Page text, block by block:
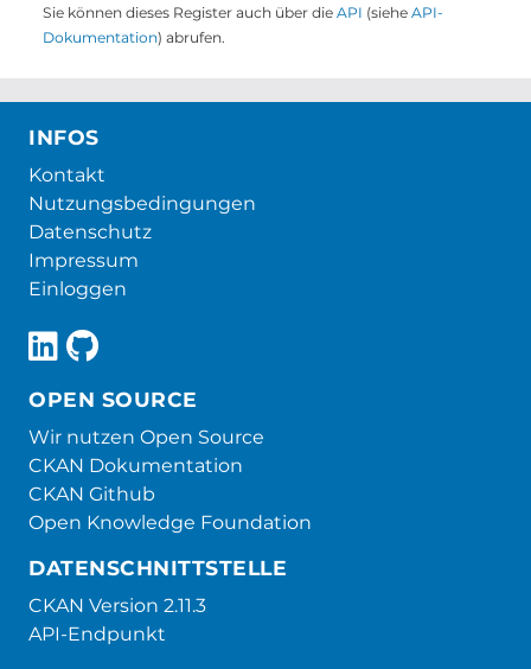
Sie können dieses Register auch über die API (siehe API-
Dokumentation) abrufen.
INFOS
Kontakt
Nutzungsbedingungen
Datenschutz
Impressum
Einloggen
OPEN SOURCE
Wir nutzen Open Source
CKAN Dokumentation
CKAN Github
Open Knowledge Foundation
DATENSCHNITTSTELLE
CKAN Version 2.11.3
API-Endpunkt